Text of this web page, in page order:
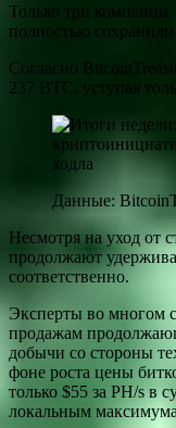
Только три
полностью
Согласно
237 BTC, уступая
Данные:
Несмотря на уход от
продолжают
соответственно.
Эксперты во многом
продажам
добычи со стороны
фоне роста цены
только $55 за PH/s в
локальным